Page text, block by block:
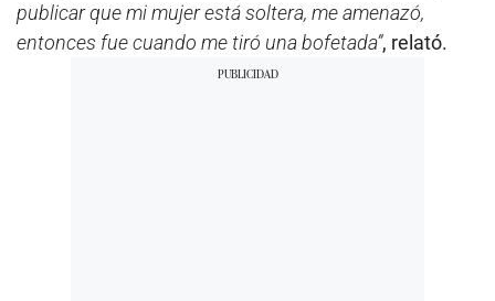
publicar que mi mujer está soltera, me amenazó,
entonces fue cuando me tiró una bofetada”, relató.